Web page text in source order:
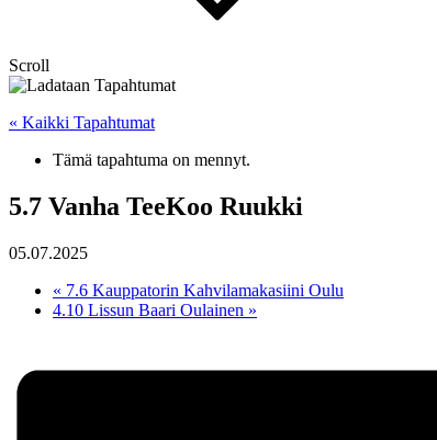
Scroll
« Kaikki Tapahtumat
Tämä tapahtuma on mennyt.
5.7 Vanha TeeKoo Ruukki
05.07.2025
« 7.6 Kauppatorin Kahvilamakasiini Oulu
4.10 Lissun Baari Oulainen »